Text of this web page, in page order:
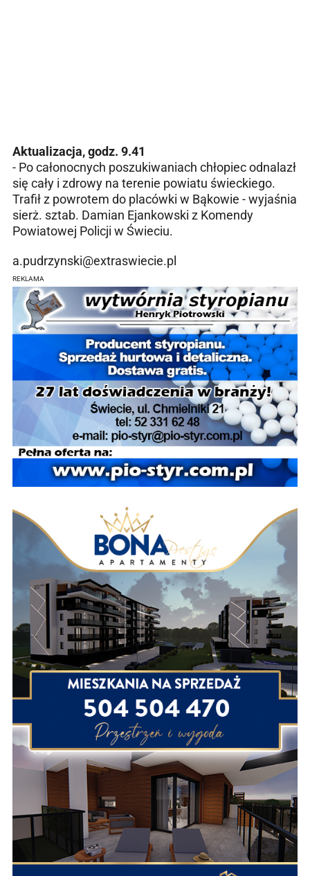
Aktualizacja, godz. 9.41
- Po całonocnych poszukiwaniach chłopiec odnalazł
się cały i zdrowy na terenie powiatu świeckiego.
Trafił z powrotem do placówki w Bąkowie - wyjaśnia
sierż. sztab. Damian Ejankowski z Komendy
Powiatowej Policji w Świeciu.
a.pudrzynski@extraswiecie.pl
REKLAMA